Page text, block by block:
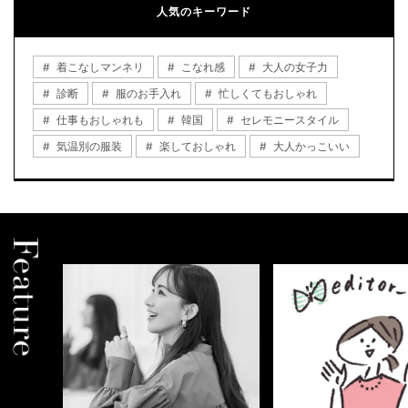
人気のキーワード
着こなしマンネリ こなれ感
大人の女子力
診断
服のお手入れ
忙しくてもおしゃれ
仕事もおしゃれも
韓国
セレモニースタイル
気温別の服装
楽しておしゃれ 大人かっこいい